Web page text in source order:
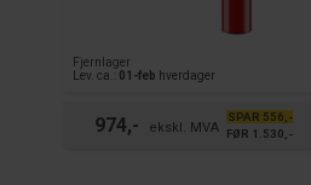
Fjernlager
Lev. ca.: 01-feb hverdager
974,-
SPAR 556,-
FØR 1.530,-